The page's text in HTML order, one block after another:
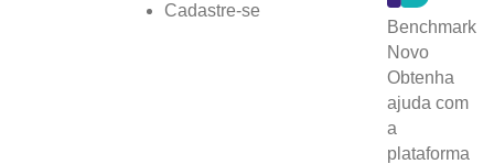
Cadastre-se
Benchmark
Novo
Obtenha
ajuda com
a
plataforma